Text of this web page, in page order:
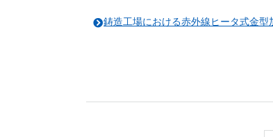
鋳造工場における赤外線ヒータ式金